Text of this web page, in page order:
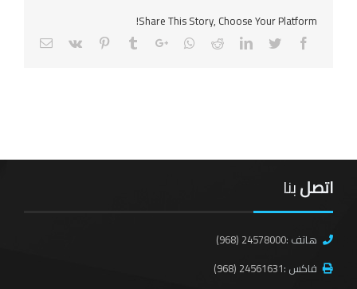
Share This Story, Choose Your Platform!
Facebook
Twitter
LinkedIn
Reddit
Whatsapp
Google+
Tumblr
Pinterest
Vk
Email
اتصلبنا
هاتف :(968) 24578000
فاكس :(968) 24561631